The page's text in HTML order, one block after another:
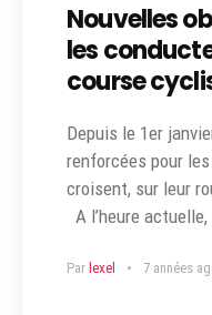
Nouvelles
les
course
Depuis le 1er
renforcées pour
croisent, sur leur
A l’heure actuelle,
Par lexel 7 années